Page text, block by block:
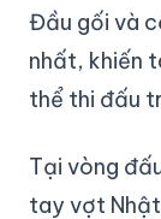
Đầu gối và
nhất, khiến
thể thi đấu
Tại vòng
tay vợt Nhật